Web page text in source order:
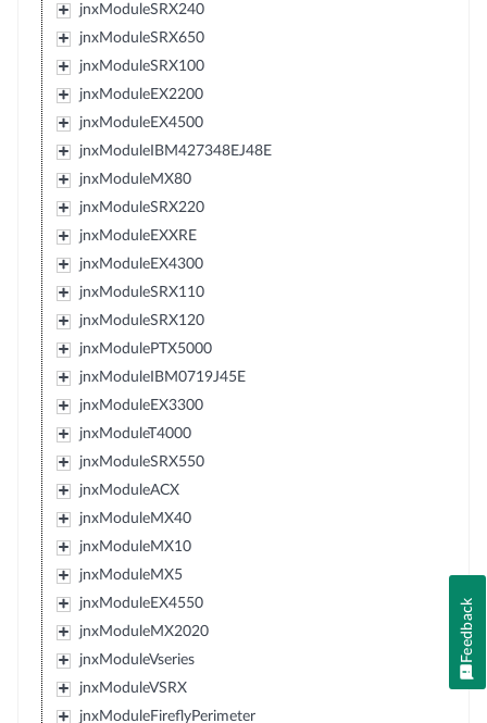
jnxModuleSRX240
jnxModuleSRX650
jnxModuleSRX100
jnxModuleEX2200
jnxModuleEX4500
jnxModuleIBM427348EJ48E
jnxModuleMX80
jnxModuleSRX220
jnxModuleEXXRE
jnxModuleEX4300
jnxModuleSRX110
jnxModuleSRX120
jnxModulePTX5000
jnxModuleIBM0719J45E
jnxModuleEX3300
jnxModuleT4000
jnxModuleSRX550
jnxModuleACX
jnxModuleMX40
jnxModuleMX10
jnxModuleMX5
jnxModuleEX4550
jnxModuleMX2020
jnxModuleVseries
jnxModuleVSRX
jnxModuleFireflyPerimeter
Feedback